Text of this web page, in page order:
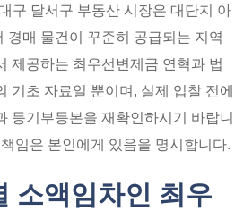
구 달서구 부동산 시장은 대단지 아
경매 물건이 꾸준히 공급되는 지역
제공하는 최우선변제금 연혁과 법
기초 자료일 뿐이며, 실제 입찰 전에
등기부등본을 재확인하시기 바랍니
임은 본인에게 있음을 명시합니다.
소액임차인 최우